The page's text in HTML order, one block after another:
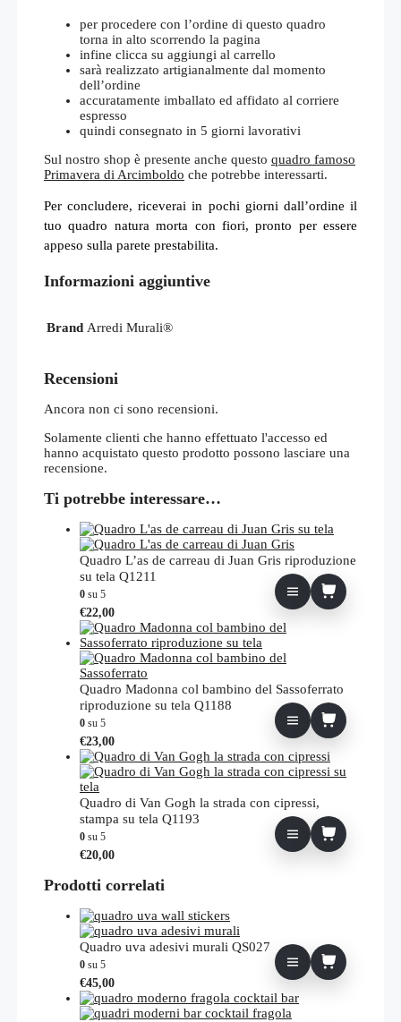
per procedere con l’ordine di questo quadro
torna in alto scorrendo la pagina
infine clicca su aggiungi al carrello
sarà realizzato artigianalmente dal momento
dell’ordine
accuratamente imballato ed affidato al corriere
espresso
quindi consegnato in 5 giorni lavorativi
Sul nostro shop è presente anche questo quadro famoso
Primavera di Arcimboldo che potrebbe interessarti.
Per concludere, riceverai in pochi giorni dall’ordine il
tuo quadro natura morta con fiori, pronto per essere
appeso sulla parete prestabilita.
Informazioni aggiuntive
Brand Arredi Murali®
Recensioni
Ancora non ci sono recensioni.
Solamente clienti che hanno effettuato l'accesso ed
hanno acquistato questo prodotto possono lasciare una
recensione.
Ti potrebbe interessare…
Quadro L’as de carreau di Juan Gris riproduzione
su tela Q1211
0 su 5
€22,00
Quadro Madonna col bambino del Sassoferrato
riproduzione su tela Q1188
0 su 5
€23,00
Quadro di Van Gogh la strada con cipressi,
stampa su tela Q1193
0 su 5
€20,00
Prodotti correlati
Quadro uva adesivi murali QS027
0 su 5
€45,00